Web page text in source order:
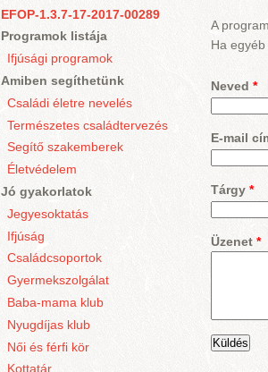
EFOP-1.3.7-17-2017-00289
Programok listája
Ifjúsági programok
Amiben segíthetünk
Családi életre nevelés
Természetes családtervezés
Segítő szakemberek
Életvédelem
Jó gyakorlatok
Jegyesoktatás
Ifjúság
Családcsoportok
Gyermekszolgálat
Baba-mama klub
Nyugdíjas klub
Női és férfi kör
Kottatár
A
Ha
Neved *
E-mail
Tárgy *
Üzenet *